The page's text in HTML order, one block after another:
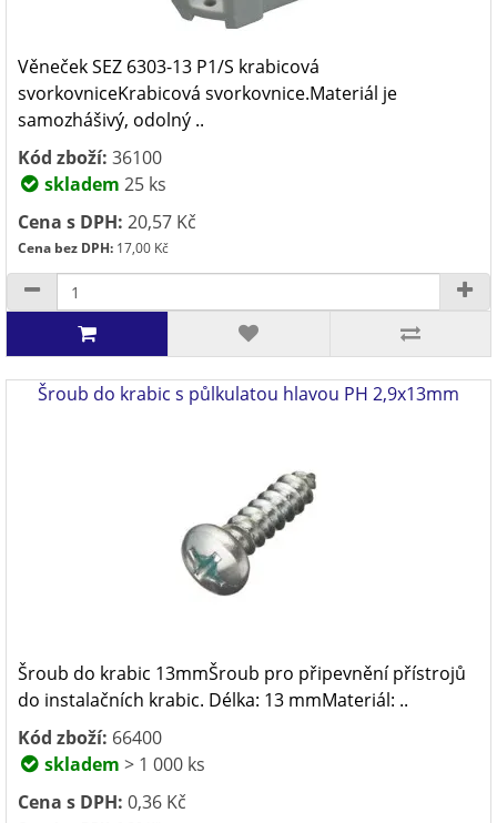
Věneček SEZ 6303-13 P1/S krabicová
svorkovniceKrabicová svorkovnice.Materiál je
samozhášivý, odolný ..
Kód zboží: 36100
skladem 25 ks
Cena s DPH: 20,57 Kč
Cena bez DPH: 17,00 Kč
Šroub do krabic s půlkulatou hlavou PH 2,9x13mm
Šroub do krabic 13mmŠroub pro připevnění přístrojů
do instalačních krabic. Délka: 13 mmMateriál: ..
Kód zboží: 66400
skladem > 1 000 ks
Cena s DPH: 0,36 Kč